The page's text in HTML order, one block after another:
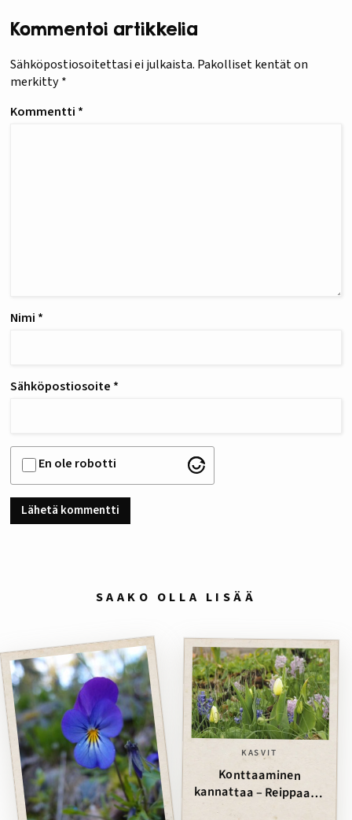
Kommentoi artikkelia
Sähköpostiosoitettasi ei julkaista. Pakolliset kentät on
merkitty*
Kommentti *
Nimi *
Sähköpostiosoite *
En ole robotti
SAAKO OLLA LISÄÄ
KASVIT
Konttaaminen
kannattaa – Reippaasti
sipuleita maahan